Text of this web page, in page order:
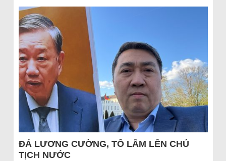
ĐÁ LƯƠNG CƯỜNG, TÔ LÂM LÊN CHỦ
TỊCH NƯỚC